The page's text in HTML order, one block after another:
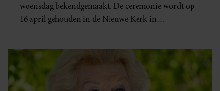
woensdag bekendgemaakt. De ceremonie wordt op
16 april gehouden in de Nieuwe Kerk in